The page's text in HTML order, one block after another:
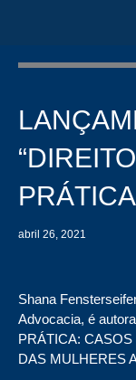
conteúdo
abril 26, 2021
Shana
Advocacia, é
PRÁTICA:
DAS MULHERES